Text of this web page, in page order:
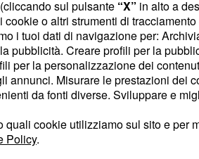
con miglioramenti
riguarda la scrittura con la
funzioni delnuovo
del nuovo
9
sul pulsante “X” in alto a
cookie o altri strumenti di
i tuoi dati di navigazione per:
pubblicità. Creare profili per la
per la personalizzazione dei
annunci. Misurare le prestazioni dei
da fonti diverse. Sviluppare e
quali cookie utilizziamo sul sito e per
Policy.